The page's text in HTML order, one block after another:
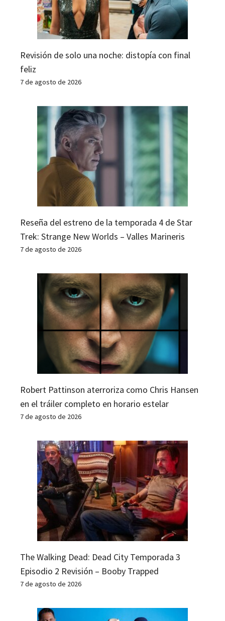
Revisión de solo una noche: distopía con final
feliz
7 de agosto de 2026
Reseña del estreno de la temporada 4 de Star
Trek: Strange New Worlds – Valles Marineris
7 de agosto de 2026
Robert Pattinson aterroriza como Chris Hansen
en el tráiler completo en horario estelar
7 de agosto de 2026
The Walking Dead: Dead City Temporada 3
Episodio 2 Revisión – Booby Trapped
7 de agosto de 2026